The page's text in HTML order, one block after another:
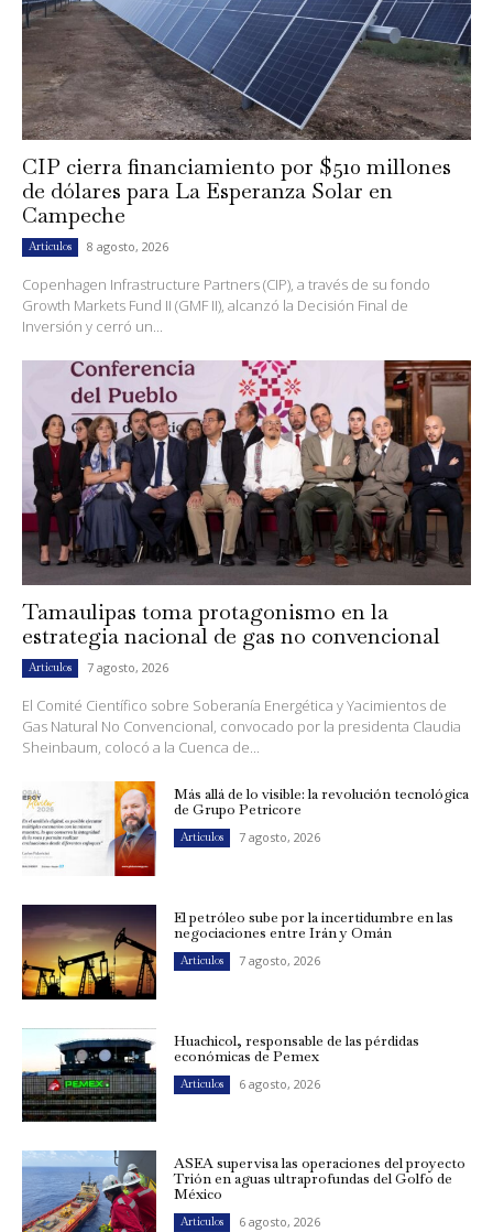
CIP cierra financiamiento por $510 millones
de dólares para La Esperanza Solar en
Campeche
Artículos 8 agosto, 2026
Copenhagen Infrastructure Partners (CIP), a través de su fondo
Growth Markets Fund II (GMF II), alcanzó la Decisión Final de
Inversión y cerró un...
Tamaulipas toma protagonismo en la
estrategia nacional de gas no convencional
Artículos 7 agosto, 2026
El Comité Científico sobre Soberanía Energética y Yacimientos de
Gas Natural No Convencional, convocado por la presidenta Claudia
Sheinbaum, colocó a la Cuenca de...
Más allá de lo visible: la revolución tecnológica
de Grupo Petricore
Artículos 7 agosto, 2026
El petróleo sube por la incertidumbre en las
negociaciones entre Irán y Omán
Artículos 7 agosto, 2026
Huachicol, responsable de las pérdidas
económicas de Pemex
Artículos 6 agosto, 2026
ASEA supervisa las operaciones del proyecto
Trión en aguas ultraprofundas del Golfo de
México
Artículos 6 agosto, 2026